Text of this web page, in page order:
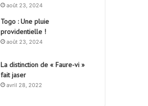
août 23, 2024
Togo : Une pluie
providentielle !
août 23, 2024
La distinction de « Faure-vi »
fait jaser
avril 28, 2022